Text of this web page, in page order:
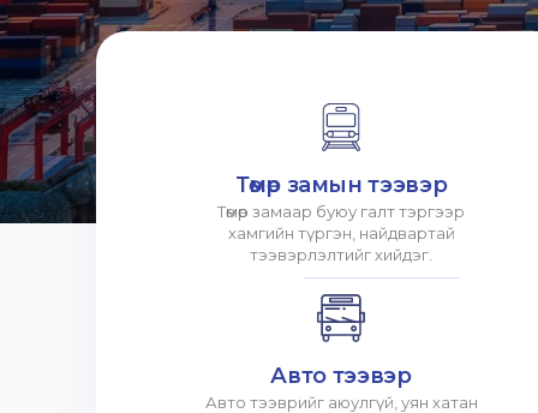
Төмөр замын тээвэр
Төмөр замаар буюу галт тэргээр
хамгийн түргэн, найдвартай
тээвэрлэлтийг хийдэг.
Авто тээвэр
Авто тээврийг аюулгүй, уян хатан